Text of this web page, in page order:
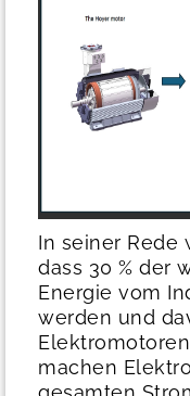
In seiner Rede
dass 30 % der
Energie vom
werden und
machen